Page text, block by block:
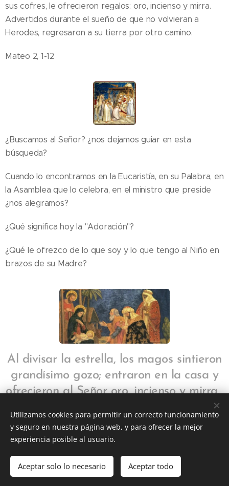
sus cofres, le ofrecieron regalos: oro, incienso y mirra.
Advertidos durante el sueño de que no volvieran a
Herodes, regresaron a su tierra por otro camino.
Mateo 2, 1-12
¿Buscamos al Señor? ¿nos dejamos guiar en esta
búsqueda?
Cuando lo encontramos en la Eucaristía, en su Palabra, en
la Asamblea que lo celebra, en el ministro que preside
¿nos alegramos?
¿Qué significa hoy la "Adoración"?
¿Qué le ofrezco de lo que soy y lo que tengo al Niño en
brazos de su Madre?
Al divisar la estrella, los magos sintieron
grandísimo gozo; entraron en la casa y
ofrecieron al Señor oro, incienso y mirra.
Share
Utilizamos cookies para permitir un correcto funcionamiento
y seguro en nuestra página web, y para ofrecer la mejor
experiencia posible al usuario.
Aceptar solo lo necesario Aceptar todo